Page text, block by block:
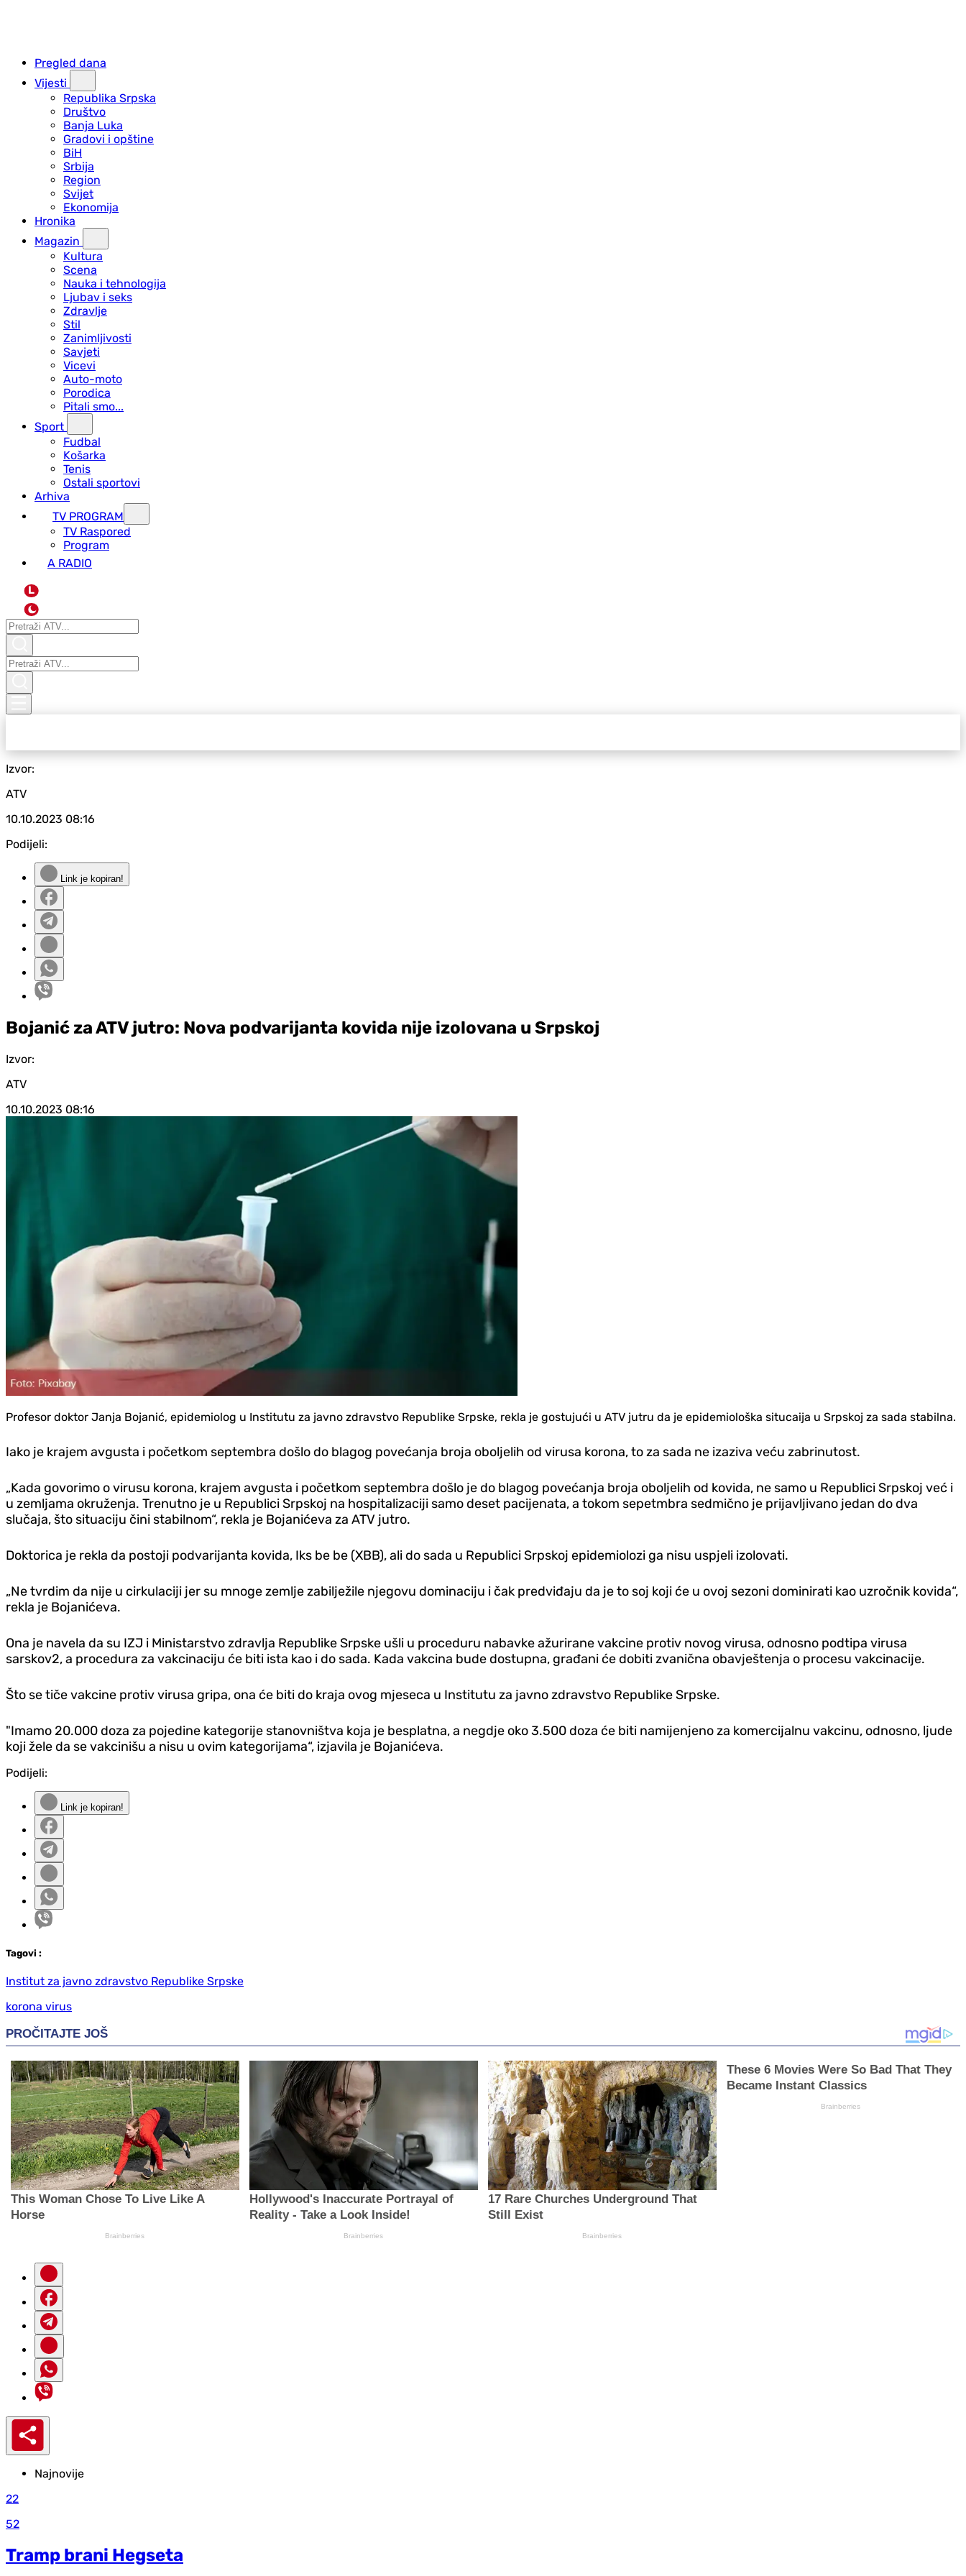
Pregled dana
Vijesti
Republika Srpska
Društvo
Banja Luka
Gradovi i opštine
BiH
Srbija
Region
Svijet
Ekonomija
Hronika
Magazin
Kultura
Scena
Nauka i tehnologija
Ljubav i seks
Zdravlje
Stil
Zanimljivosti
Savjeti
Vicevi
Auto-moto
Porodica
Pitali smo...
Sport
Fudbal
Košarka
Tenis
Ostali sportovi
Arhiva
TV PROGRAM
ТV Raspored
Program
A RADIO
L
Izvor:
ATV
10.10.2023 08:16
Podijeli:
Link je kopiran!
Bojanić za ATV jutro: Nova podvarijanta kovida nije izolovana u Srpskoj
Izvor:
ATV
10.10.2023 08:16
Profesor doktor Janja Bojanić, epidemiolog u Institutu za javno zdravstvo Republike Srpske, rekla je gostujući u ATV jutru da je epidemiološka situcaija u Srpskoj za sada stabilna.
Iako je krajem avgusta i početkom septembra došlo do blagog povećanja broja oboljelih od virusa korona, to za sada ne izaziva veću zabrinutost.
„Kada govorimo o virusu korona, krajem avgusta i početkom septembra došlo je do blagog povećanja broja oboljelih od kovida, ne samo u Republici Srpskoj već i
u zemljama okruženja. Trenutno je u Republici Srpskoj na hospitalizaciji samo deset pacijenata, a tokom sepetmbra sedmično je prijavljivano jedan do dva
slučaja, što situaciju čini stabilnom“, rekla je Bojanićeva za ATV jutro.
Doktorica je rekla da postoji podvarijanta kovida, Iks be be (XBB), ali do sada u Republici Srpskoj epidemiolozi ga nisu uspjeli izolovati.
„Ne tvrdim da nije u cirkulaciji jer su mnoge zemlje zabilježile njegovu dominaciju i čak predviđaju da je to soj koji će u ovoj sezoni dominirati kao uzročnik kovida“,
rekla je Bojanićeva.
Ona je navela da su IZJ i Ministarstvo zdravlja Republike Srpske ušli u proceduru nabavke ažurirane vakcine protiv novog virusa, odnosno podtipa virusa
sarskov2, a procedura za vakcinaciju će biti ista kao i do sada. Kada vakcina bude dostupna, građani će dobiti zvanična obavještenja o procesu vakcinacije.
Što se tiče vakcine protiv virusa gripa, ona će biti do kraja ovog mjeseca u Institutu za javno zdravstvo Republike Srpske.
"Imamo 20.000 doza za pojedine kategorije stanovništva koja je besplatna, a negdje oko 3.500 doza će biti namijenjeno za komercijalnu vakcinu, odnosno, ljude
koji žele da se vakcinišu a nisu u ovim kategorijama“, izjavila je Bojanićeva.
Podijeli:
Link je kopiran!
Tagovi :
Institut za javno zdravstvo Republike Srpske
korona virus
Najnovije
22
52
Tramp brani Hegseta